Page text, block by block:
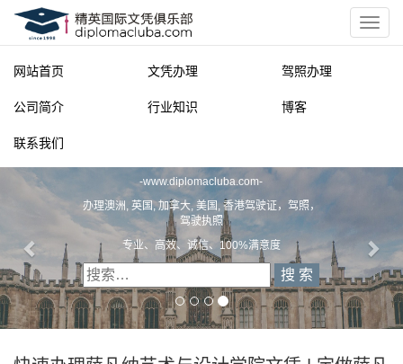
网站首页 文凭办理 驾照办理
公司简介 行业知识 博客
联系我们
-www.diplomacluba.com-
办理澳洲, 英国, 加拿大, 美国, 香港驾驶证，驾照，
驾驶执照
专业、高效、诚信、100%满意度